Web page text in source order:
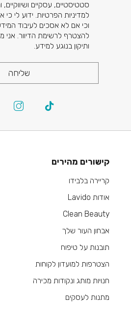
סטטיסטיים, עסקיים
למדיניות הפרטיות. ידוע לי כי
וכי אם לא אסכים לעיבוד
להצטרף לרשימת הדיוור. אני
ותיקון בנוגע למידע.
שליחה
קישורים מהירים
קריירה בלבידו
אודות Lavido
Clean Beauty
אבחון העור שלך
תובנות על טיפוח
הצטרפות למועדון לקוחות
חנויות מותג ונקודות מכירה
מתנות לעסקים